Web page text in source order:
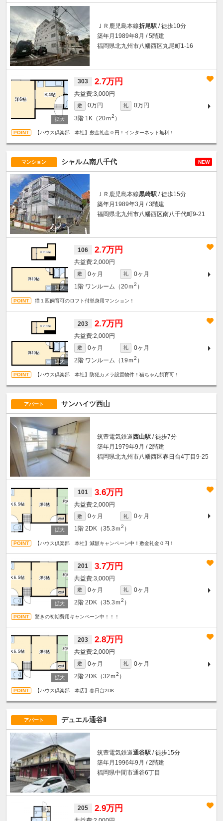
ＪＲ鹿児島本線折尾駅 / 徒歩10分
築年月1989年8月 / 5階建
福岡県北九州市八幡西区丸尾町1-16
303 2.7万円
3,000円
敷 0万円 礼
0万円
3階 1K（20ｍ2 ）
【ハウス倶楽部 本社】敷金礼金０円！インターネット無料！
マンション シャルム南八千代 NEW
ＪＲ鹿児島本線黒崎駅 / 徒歩15分
築年月1989年3月 / 3階建
福岡県北九州市八幡西区南八千代町9-21
106 2.7万円
2,000円
敷 0ヶ月 礼
0ヶ月
1階 ワンルーム（20ｍ2 ）
猫１匹飼育可のロフト付単身用マンション！
203 2.7万円
2,000円
敷 0ヶ月 礼
0ヶ月
2階 ワンルーム（19ｍ2 ）
【ハウス倶楽部 本社】防犯カメラ設置物件！猫ちゃん飼育可！
アパート サンハイツ西山
筑豊電気鉄道西山駅 / 徒歩7分
築年月1979年9月 / 2階建
福岡県北九州市八幡西区春日台4丁目9-25
101 3.6万円
2,000円
敷 0ヶ月 礼
0ヶ月
1階 2DK（35.3ｍ2 ）
【ハウス倶楽部 本社】減額キャンペーン中！敷金礼金０円！
201 3.7万円
3,000円
敷 0ヶ月 礼
0ヶ月
2階 2DK（35.3ｍ2 ）
驚きの初期費用キャンペーン中！！！
203 2.8万円
2,000円
敷 0ヶ月 礼
0ヶ月
2階 2DK（32ｍ2 ）
【ハウス倶楽部 本店】春日台2DK
アパート デュエル通谷Ⅱ
筑豊電気鉄道通谷駅 / 徒歩15分
築年月1996年9月 / 2階建
福岡県中間市通谷6丁目
205 2.9万円